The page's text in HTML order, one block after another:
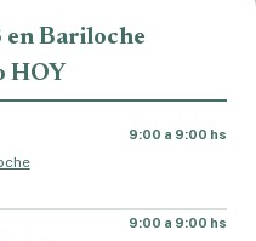
Bariloche
HOY
9:00 a 9:00 hs
9:00 a 9:00 hs